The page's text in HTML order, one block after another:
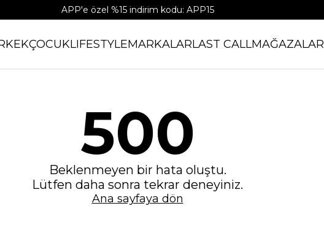
APP'e özel %15 indirim kodu: APP15
ÇOCUKLIFESTYLEMARKALARLAST CALLMAĞAZALAR
500
Beklenmeyen bir hata oluştu.
Lütfen daha sonra tekrar deneyiniz.
Ana sayfaya dön